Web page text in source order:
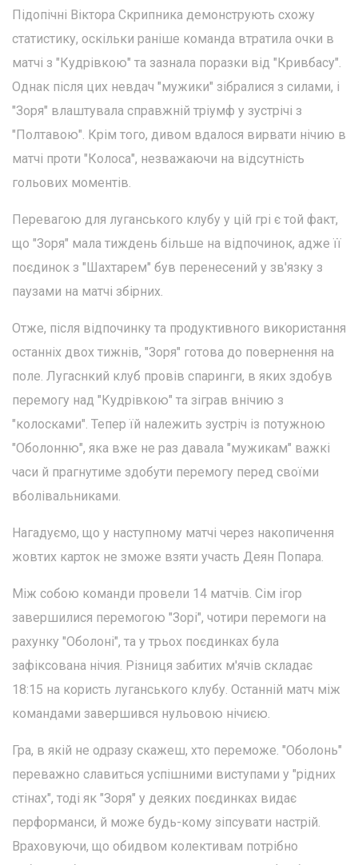
Підопічні Віктора Скрипника демонструють схожу
статистику, оскільки раніше команда втратила очки в
матчі з "Кудрівкою" та зазнала поразки від "Кривбасу".
Однак після цих невдач "мужики" зібралися з силами, і
"Зоря" влаштувала справжній тріумф у зустрічі з
"Полтавою". Крім того, дивом вдалося вирвати нічию в
матчі проти "Колоса", незважаючи на відсутність
гольових моментів.
Перевагою для луганського клубу у цій грі є той факт,
що "Зоря" мала тиждень більше на відпочинок, адже її
поєдинок з "Шахтарем" був перенесений у зв'язку з
паузами на матчі збірних.
Отже, після відпочинку та продуктивного використання
останніх двох тижнів, "Зоря" готова до повернення на
поле. Лугаснкий клуб провів спаринги, в яких здобув
перемогу над "Кудрівкою" та зіграв внічию з
"колосками". Тепер їй належить зустріч із потужною
"Оболонню", яка вже не раз давала "мужикам" важкі
часи й прагнутиме здобути перемогу перед своїми
вболівальниками.
Нагадуємо, що у наступному матчі через накопичення
жовтих карток не зможе взяти участь Деян Попара.
Між собою команди провели 14 матчів. Сім ігор
завершилися перемогою "Зорі", чотири перемоги на
рахунку "Оболоні", та у трьох поєдинках була
зафіксована нічия. Різниця забитих м'ячів складає
18:15 на користь луганського клубу. Останній матч між
командами завершився нульовою нічиєю.
Гра, в якій не одразу скажеш, хто переможе. "Оболонь"
переважно славиться успішними виступами у "рідних
стінах", тоді як "Зоря" у деяких поєдинках видає
перформанси, й може будь-кому зіпсувати настрій.
Враховуючи, що обидвом колективам потрібно